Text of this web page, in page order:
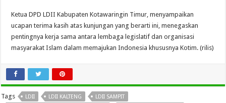
Ketua DPD LDII Kabupaten Kotawaringin Timur, menyampaikan
ucapan terima kasih atas kunjungan yang berarti ini, menegaskan
pentingnya kerja sama antara lembaga legislatif dan organisasi
masyarakat Islam dalam memajukan Indonesia khususnya Kotim. (rilis)
Tags LDII LDII KALTENG
LDII SAMPIT